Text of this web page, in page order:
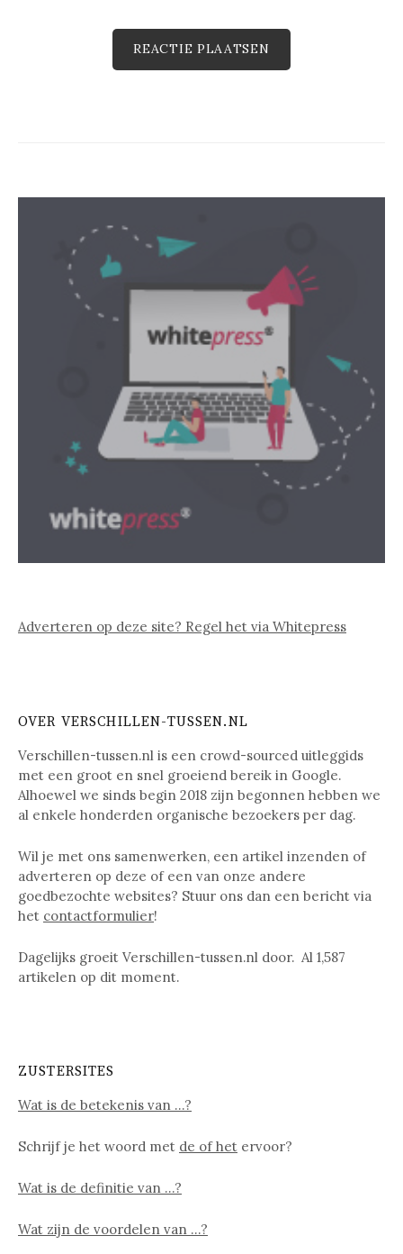
Adverteren op deze site? Regel het via Whitepress
OVER VERSCHILLEN-TUSSEN.NL
Verschillen-tussen.nl is een crowd-sourced uitleggids
met een groot en snel groeiend bereik in Google.
Alhoewel we sinds begin 2018 zijn begonnen hebben we
al enkele honderden organische bezoekers per dag.
Wil je met ons samenwerken, een artikel inzenden of
adverteren op deze of een van onze andere
goedbezochte websites? Stuur ons dan een bericht via
het contactformulier!
Dagelijks groeit Verschillen-tussen.nl door. Al 1,587
artikelen op dit moment.
ZUSTERSITES
Wat is de betekenis van …?
Schrijf je het woord met de of het ervoor?
Wat is de definitie van …?
Wat zijn de voordelen van …?